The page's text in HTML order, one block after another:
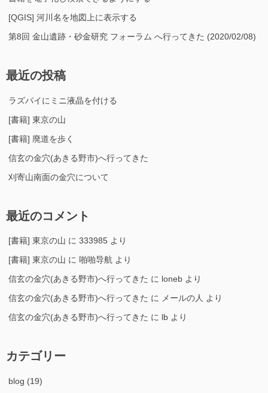
[QGIS] 河川名を地図上に表示する
第8回 金山遺跡・砂金研究 フォーラム へ行ってきた (2020/02/08)
最近の投稿
ラズパイにミニ液晶を付ける
[書籍] 東京の山
[書籍] 廃道を歩く
信玄の金穴(あきる野市)へ行ってきた
刈寄山南面の金穴について
最近のコメント
[書籍] 東京の山 に 333985 より
[書籍] 東京の山 に 啪啪导航 より
信玄の金穴(あきる野市)へ行ってきた に loneb より
信玄の金穴(あきる野市)へ行ってきた に メールの人 より
信玄の金穴(あきる野市)へ行ってきた に lb より
カテゴリー
blog (19)